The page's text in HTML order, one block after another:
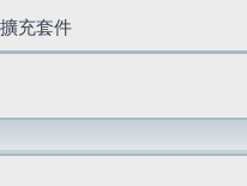
充套件